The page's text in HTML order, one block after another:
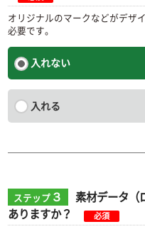
オリジナルのマークなどがデザ
必要です。
入れない
入れる
ステップ３
素材データ（
ありますか？
必須